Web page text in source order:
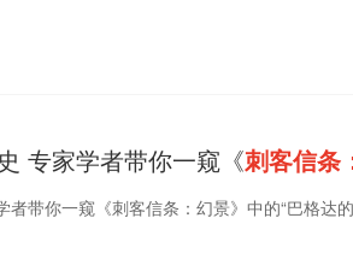
专家学者带你一窥《刺客信条
带你一窥《刺客信条：幻景》中的“巴格达